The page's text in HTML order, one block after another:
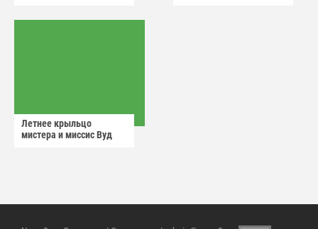
Летнее крыльцо
мистера и миссис Вуд